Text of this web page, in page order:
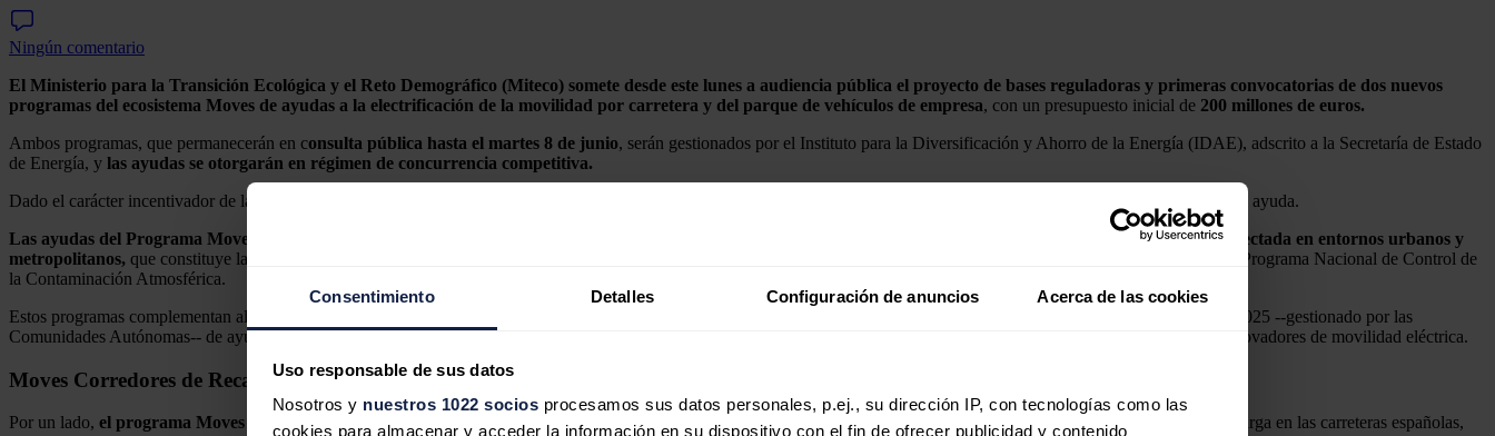
Consentimiento Detalles Configuración de anuncios Acerca de las cookies
Uso responsable de sus datos
Nosotros y nuestros 1022 socios procesamos sus datos personales, p.ej., su dirección IP, con tecnologías como las
cookies para almacenar y acceder la información en su dispositivo con el fin de ofrecer publicidad y contenido
Ningún comentario
El Ministerio para la Transición Ecológica y el Reto Demográfico (Miteco) somete desde este lunes a audiencia pública el proyecto de bases reguladoras y primeras convocatorias de dos nuevos
programas del ecosistema Moves de ayudas a la electrificación de la movilidad por carretera y del parque de vehículos de empresa, con un presupuesto inicial de 200 millones de euros.
Ambos programas, que permanecerán en consulta pública hasta el martes 8 de junio, serán gestionados por el Instituto para la Diversificación y Ahorro de la Energía (IDAE), adscrito a la Secretaría de Estado
de Energía, y las ayudas se otorgarán en régimen de concurrencia competitiva.
Dado el carácter incentivador de las ayudas, solo se admitirán solicitudes de proyectos cuya ejecución no se haya iniciado con anterioridad a la fecha de registro de la solicitud de ayuda.
Las ayudas del Programa Moves Flotas Plus y Moves Corredores contribuirán a alcanzar los hitos fijados en el Plan de choque de movilidad sostenible, segura y conectada en entornos urbanos y
metropolitanos, que constituye la Componente 1 del PRTR, en línea con los objetivos fijados tanto en el
como en el Programa Nacional de Control de
la Contaminación Atmosférica.
Estos programas complementan al resto de convocatorias del ecosistema Moves para el despliegue de la movilidad eléctrica en España, conformado por el programa Moves III 2025 --gestionado por las
Comunidades Autónomas-- de ayudas para la adquisición de vehículos híbridos o eléctricos y la instalación de puntos de recarga, y la línea Moves Singulares para proyectos innovadores de movilidad eléctrica.
Moves Corredores de Recarga
Por un lado, el programa Moves Corredores de Recarga , dotado inicialmente con 150 millones de euros, incentivará proyectos para reforzar la infraestructura pública de recarga en las carreteras españolas,